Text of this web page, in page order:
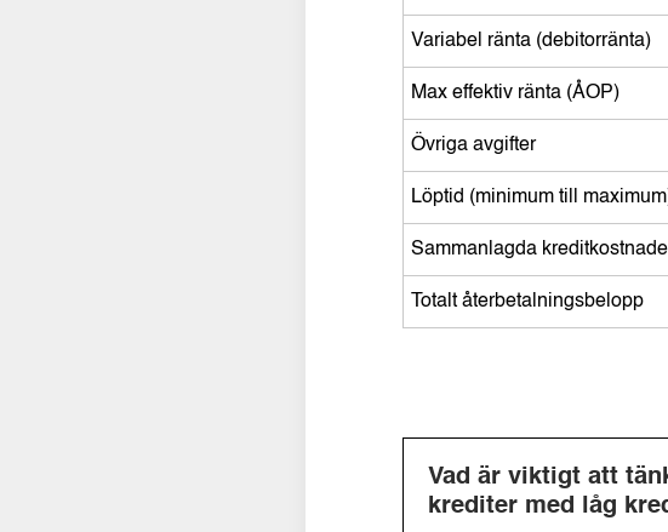
Variabel ränta (debitorränta)
Max effektiv ränta (ÅOP)
Övriga avgifter
Löptid (minimum till
Sammanlagda
Totalt återbetalningsbelopp
Vad är viktigt att
krediter med låg